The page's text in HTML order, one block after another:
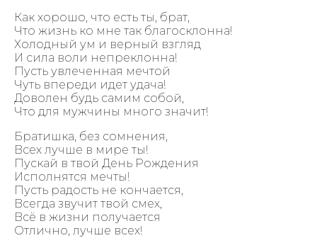
Как хорошо, что есть ты, брат,
Что жизнь ко мне так благосклонна!
Холодный ум и верный взгляд
И сила воли непреклонна!
Пусть увлеченная мечтой
Чуть впереди идет удача!
Доволен будь самим собой,
Что для мужчины много значит!
Братишка, без сомнения,
Всех лучше в мире ты!
Пускай в твой День Рождения
Исполнятся мечты!
Пусть радость не кончается,
Всегда звучит твой смех,
Всё в жизни получается
Отлично, лучше всех!